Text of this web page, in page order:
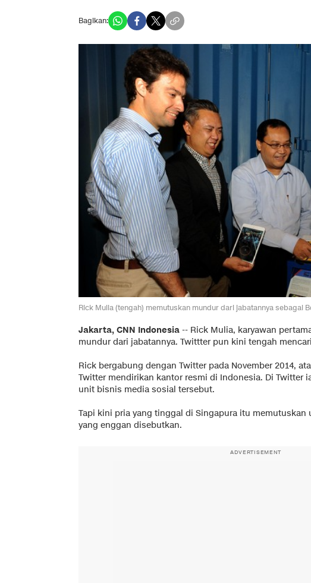
Bagikan:
Rick Mulia (tengah) memutuskan mundur dari jabatannya sebagai
Jakarta, CNN Indonesia -- Rick Mulia, karyawan
mundur dari jabatannya. Twittter pun kini tengah
Rick bergabung dengan Twitter pada November 2014,
Twitter mendirikan kantor resmi di Indonesia. Di Twitter
unit bisnis media sosial tersebut.
Tapi kini pria yang tinggal di Singapura itu memutuskan
yang enggan disebutkan.
ADVERTISEMENT